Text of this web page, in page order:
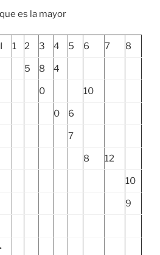
es la mayor
1 2 3 4 5 6 7 8
5 8 4
0 10
0 6
7
8 12
10
9